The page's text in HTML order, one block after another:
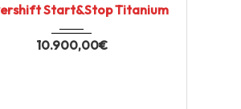
Start&Stop Titanium
10.900,00€